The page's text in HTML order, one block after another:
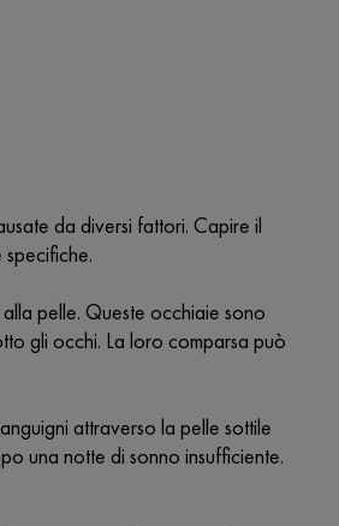
da diversi fattori. Capire il
pelle. Queste occhiaie sono
gli occhi. La loro comparsa può
attraverso la pelle sottile
una notte di sonno insufficiente.